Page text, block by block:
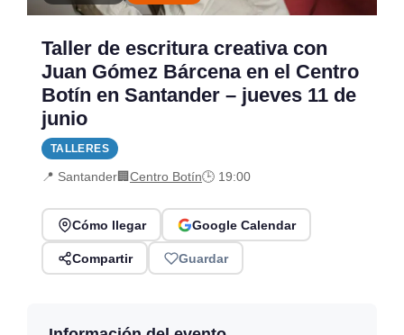
Taller de escritura creativa con
Juan Gómez Bárcena en el Centro
Botín en Santander – jueves 11 de
junio
TALLERES
📍 Santander🏢Centro Botín🕒 19:00
Cómo llegar Google Calendar
Compartir Guardar